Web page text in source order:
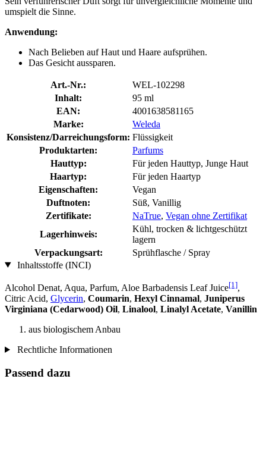
umspielt die Sinne.
Anwendung:
Nach Belieben auf Haut und Haare aufsprühen.
Das Gesicht aussparen.
Art.-Nr.:
WEL-102298
Inhalt:
95 ml
EAN:
4001638581165
Marke:
Weleda
Konsistenz/Darreichungsform: Flüssigkeit
Produktarten:
Parfums
Hauttyp:
Für jeden Hauttyp, Junge Haut
Haartyp:
Für jeden Haartyp
Eigenschaften:
Vegan
Duftnoten:
Süß, Vanillig
Zertifikate:
NaTrue, Vegan ohne Zertifikat
Lagerhinweis:
Kühl, trocken & lichtgeschützt
lagern
Verpackungsart:
Sprühflasche / Spray
Inhaltsstoffe (INCI)
Alcohol Denat, Aqua, Parfum, Aloe Barbadensis Leaf Juice[1],
Citric Acid, Glycerin, Coumarin, Hexyl Cinnamal, Juniperus
Virginiana (Cedarwood) Oil, Linalool, Linalyl Acetate, Vanillin
aus biologischem Anbau
Rechtliche Informationen
Passend dazu